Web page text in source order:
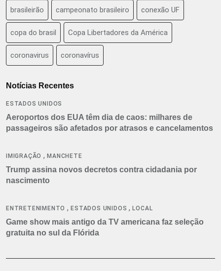
brasileirão campeonato brasileiro conexão UF
copa do brasil Copa Libertadores da América
coronavirus coronavírus
Notícias Recentes
ESTADOS UNIDOS
Aeroportos dos EUA têm dia de caos: milhares de
passageiros são afetados por atrasos e cancelamentos
IMIGRAÇÃO ,MANCHETE
Trump assina novos decretos contra cidadania por
nascimento
ENTRETENIMENTO ,ESTADOS UNIDOS ,LOCAL
Game show mais antigo da TV americana faz seleção
gratuita no sul da Flórida